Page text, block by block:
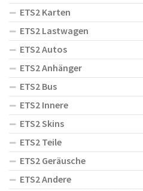
ETS2 Karten
ETS2 Lastwagen
ETS2 Autos
ETS2 Anhänger
ETS2 Bus
ETS2 Innere
ETS2 Skins
ETS2 Teile
ETS2 Geräusche
ETS2 Andere